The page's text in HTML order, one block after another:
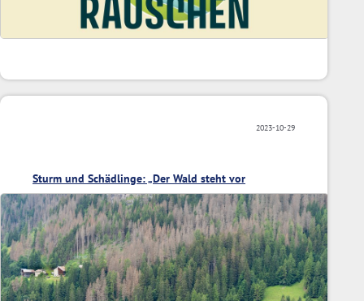
2023-10-29
Sturm und Schädlinge: „Der Wald steht vor
Veränderungen“